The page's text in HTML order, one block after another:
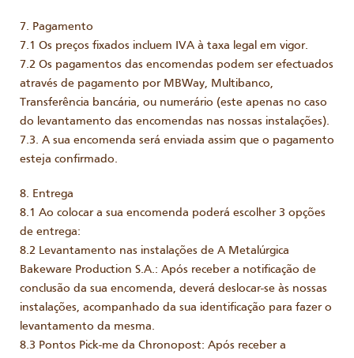
7. Pagamento
7.1 Os preços fixados incluem IVA à taxa legal em vigor.
7.2 Os pagamentos das encomendas podem ser efectuados
através de pagamento por MBWay, Multibanco,
Transferência bancária, ou numerário (este apenas no caso
do levantamento das encomendas nas nossas instalações).
7.3. A sua encomenda será enviada assim que o pagamento
esteja confirmado.
8. Entrega
8.1 Ao colocar a sua encomenda poderá escolher 3 opções
de entrega:
8.2 Levantamento nas instalações de A Metalúrgica
Bakeware Production S.A.: Após receber a notificação de
conclusão da sua encomenda, deverá deslocar-se às nossas
instalações, acompanhado da sua identificação para fazer o
levantamento da mesma.
8.3 Pontos Pick-me da Chronopost: Após receber a